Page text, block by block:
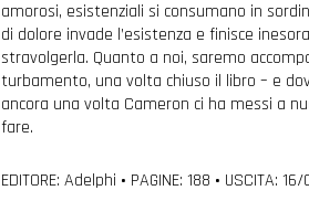
amorosi, esistenziali si consumano in
di dolore invade l’esistenza e finisce
stravolgerla. Quanto a noi, saremo
turbamento, una volta chiuso il libro – e
ancora una volta Cameron ci ha messi a
fare.
EDITORE: Adelphi • PAGINE: 188 • USCITA: